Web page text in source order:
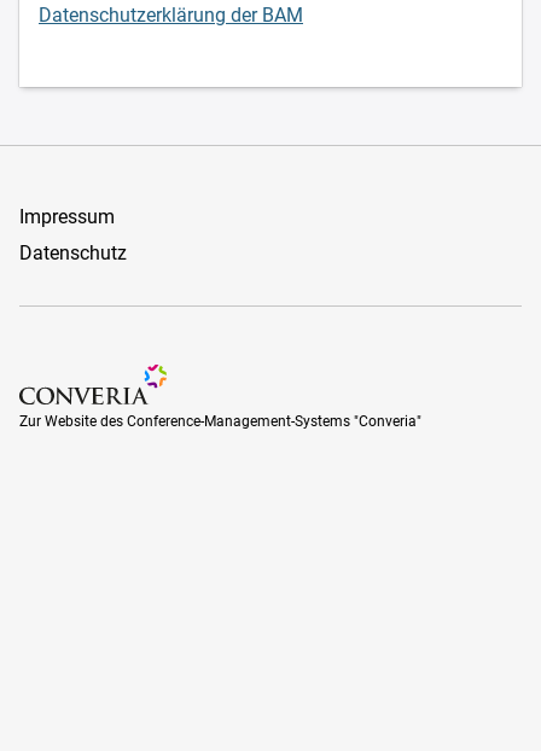
Datenschutzerklärung der BAM
Impressum
Datenschutz
Zur Website des Conference-Management-Systems
Zur Website des Conference-Management-Systems "Converia"